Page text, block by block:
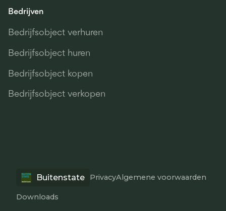
Bedrijven
Bedrijfsobject verhuren
Bedrijfsobject huren
Bedrijfsobject kopen
Bedrijfsobject verkopen
Buitenstate PrivacyAlgemene voorwaarden
Downloads